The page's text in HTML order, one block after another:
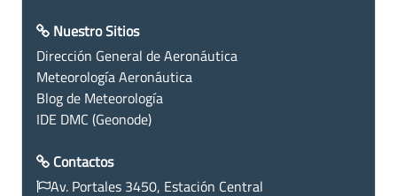
Nuestro Sitios
Dirección General de Aeronáutica
Meteorología Aeronáutica
Blog de Meteorología
IDE DMC (Geonode)
Contactos
Av. Portales 3450, Estación Central